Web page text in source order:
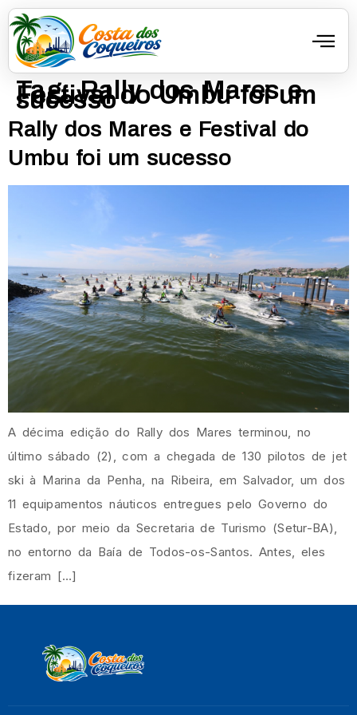
Tag:Rally dos Mares e
Festival do Umbu foi um
sucesso
Rally dos Mares e Festival do
Umbu foi um sucesso
A décima edição do Rally dos Mares terminou, no
último sábado (2), com a chegada de 130 pilotos de jet
ski à Marina da Penha, na Ribeira, em Salvador, um dos
11 equipamentos náuticos entregues pelo Governo do
Estado, por meio da Secretaria de Turismo (Setur-BA),
no entorno da Baía de Todos-os-Santos. Antes, eles
fizeram […]